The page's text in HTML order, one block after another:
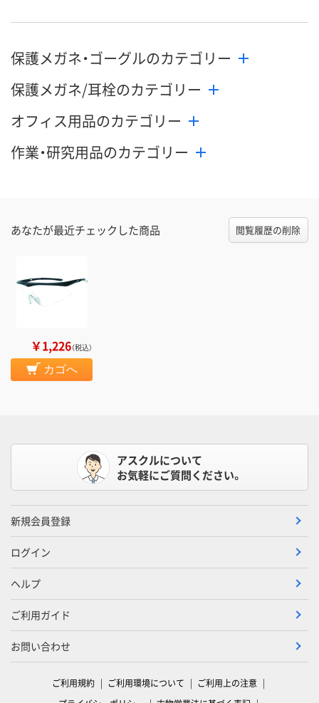
保護メガネ・ゴーグルのカテゴリー
保護メガネ/耳栓のカテゴリー
オフィス用品のカテゴリー
作業・研究用品のカテゴリー
あなたが最近チェックした商品 閲覧履歴の削除
￥1,226（税込）
カゴへ
アスクルについて
お気軽にご質問ください。
新規会員登録
ログイン
ヘルプ
ご利用ガイド
お問い合わせ
ご利用規約 ご利用環境について
ご利用上の注意